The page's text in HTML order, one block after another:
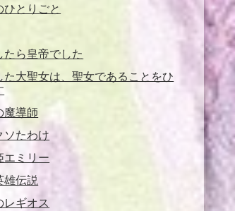
ひとりごと
たら皇帝でした
た大聖女は、聖女であることをひ
魔導師
ソたわけ
エミリー
雄伝説
レギオス